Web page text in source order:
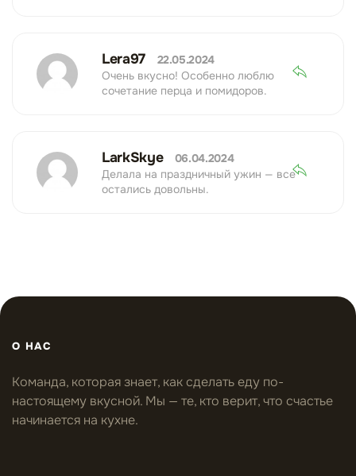
Lera97
22.05.2024
Очень вкусно! Особенно люблю
сочетание перца и помидоров.
LarkSkye
06.04.2024
Делала на праздничный ужин — все
остались довольны.
О НАС
Команда, которая знает, как сделать еду по-
настоящему вкусной. Мы — те, кто верит, что счастье
начинается на кухне.